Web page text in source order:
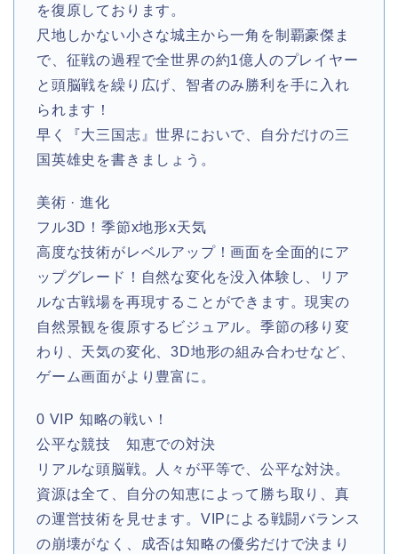
を復原しております。
尺地しかない小さな城主から一角を制覇豪傑ま
で、征戦の過程で全世界の約1億人のプレイヤー
と頭脳戦を繰り広げ、智者のみ勝利を手に入れ
られます！
早く『大三国志』世界においで、自分だけの三
国英雄史を書きましょう。
美術 · 進化
フル3D！季節x地形x天気
高度な技術がレベルアップ！画面を全面的にア
ップグレード！自然な変化を没入体験し、リア
ルな古戦場を再現することができます。現実の
自然景観を復原するビジュアル。季節の移り変
わり、天気の変化、3D地形の組み合わせなど、
ゲーム画面がより豊富に。
0 VIP 知略の戦い！
公平な競技 知恵での対決
リアルな頭脳戦。人々が平等で、公平な対決。
資源は全て、自分の知恵によって勝ち取り、真
の運営技術を見せます。VIPによる戦闘バランス
の崩壊がなく、成否は知略の優劣だけで決まり